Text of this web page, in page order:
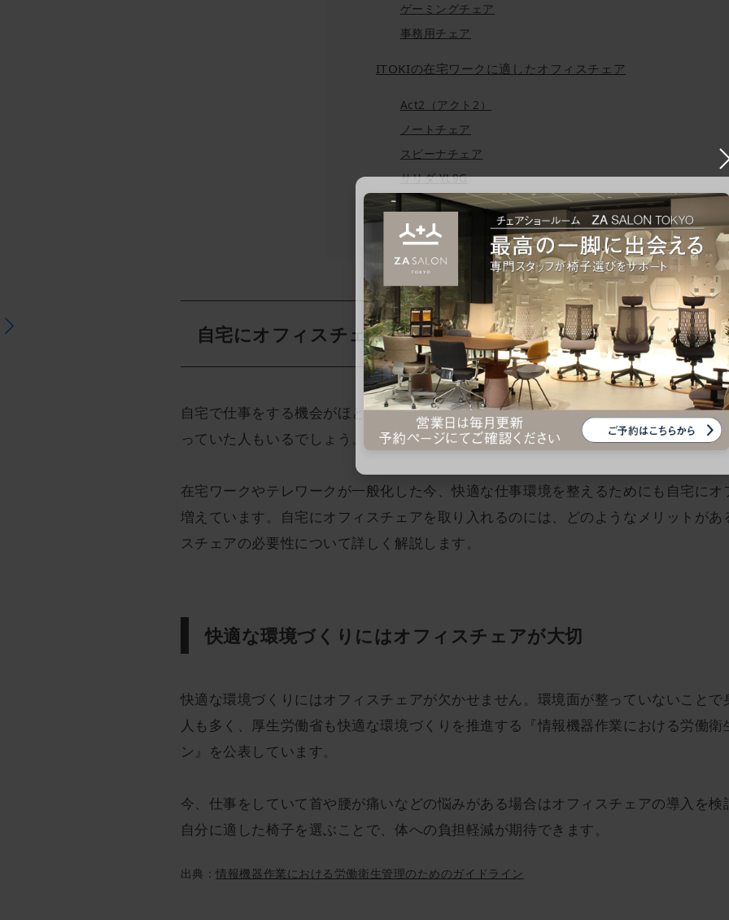
ゲーミングチェア
事務用チェア
ITOKIの在宅ワークに適したオフィスチェア
Act2（アクト2）
ノートチェア
スピーナチェア
サリダ YL9G
オフィスチェアで快適な環境を整えよう
自宅にオフィスチェアは必要？
自宅で仕事をする機会がほとんどなかった人の中には、背もたれやクッションのな
っていた人もいるでしょう。ちょっとした作業であれば問題ありませんが、長時間
在宅ワークやテレワークが一般化した今、快適な仕事環境を整えるためにも自宅に
増えています。自宅にオフィスチェアを取り入れるのには、どのようなメリットが
スチェアの必要性について詳しく解説します。
快適な環境づくりにはオフィスチェアが大切
快適な環境づくりにはオフィスチェアが欠かせません。環境面が整っていないこと
人も多く、厚生労働省も快適な環境づくりを推進する『情報機器作業における労働
ン』を公表しています。
今、仕事をしていて首や腰が痛いなどの悩みがある場合はオフィスチェアの導入を
自分に適した椅子を選ぶことで、体への負担軽減が期待できます。
出典：情報機器作業における労働衛生管理のためのガイドライン